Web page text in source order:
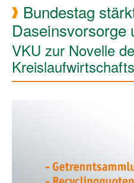
Bundestag
Daseinsvorsorge
VKU zur Novelle